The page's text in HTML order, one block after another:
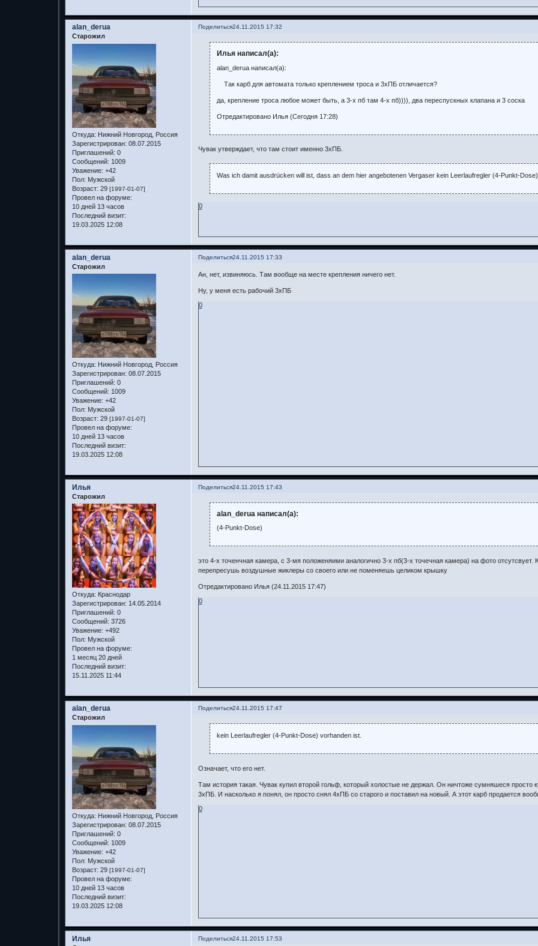
Поделиться24.11.2015 17:32
alan_derua
Старожил
Откуда: Нижний Новгород, Россия
Зарегистрирован: 08.07.2015
Приглашений: 0
Сообщений: 1009
Уважение: +42
Пол: Мужской
Возраст: 29 [1997-01-07]
Провел на форуме:
10 дней 13 часов
Последний визит:
19.03.2025 12:08
Илья написал(а):
alan_derua написал(а):
Так карб для автомата только креплением троса и 3хПБ отличается?
да, крепление троса любое может быть, а 3-х пб там 4-х пб)))), два переспускных клапана и 3 соска
Отредактировано Илья (Сегодня 17:28)
Чувак утверждает, что там стоит именно 3хПБ.
Was ich damit ausdrücken will ist, dass an dem hier angebotenen Vergaser kein Leerlaufregler (4-Punkt-
0
Поделиться24.11.2015 17:33
alan_derua
Старожил
Откуда: Нижний Новгород, Россия
Зарегистрирован: 08.07.2015
Приглашений: 0
Сообщений: 1009
Уважение: +42
Пол: Мужской
Возраст: 29 [1997-01-07]
Провел на форуме:
10 дней 13 часов
Последний визит:
19.03.2025 12:08
Ан, нет, извиняюсь. Там вообще на месте крепления ничего нет.
Ну, у меня есть рабочий 3хПБ
0
Поделиться24.11.2015 17:43
Илья
Старожил
Откуда: Краснодар
Зарегистрирован: 14.05.2014
Приглашений: 0
Сообщений: 3726
Уважение: +492
Пол: Мужской
Провел на форуме:
1 месяц 20 дней
Последний визит:
15.11.2025 11:44
alan_derua написал(а):
(4-Punkt-Dose)
это 4-х точенчная камера, с 3-мя положеняими аналогично 3-х пб(3-х точечная камера) на фото отсутсвует.
перепресушь воздушные жиклеры со своего или не поменяешь целиком крышку
Отредактировано Илья (24.11.2015 17:47)
0
Поделиться24.11.2015 17:47
alan_derua
Старожил
Откуда: Нижний Новгород, Россия
Зарегистрирован: 08.07.2015
Приглашений: 0
Сообщений: 1009
Уважение: +42
Пол: Мужской
Возраст: 29 [1997-01-07]
Провел на форуме:
10 дней 13 часов
Последний визит:
19.03.2025 12:08
kein Leerlaufregler (4-Punkt-Dose) vorhanden ist.
Означает, что его нет.
Там история такая. Чувак купил второй гольф, который холостые не держал. Он ничтоже сумняшеся просто
3хПБ. И насколько я понял, он просто снял 4хПБ со старого и поставил на новый. А этот карб продается
0
Поделиться24.11.2015 17:53
Илья